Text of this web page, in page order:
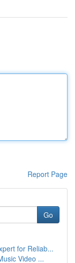
Report Page
Go
for Reliab...
Video ...